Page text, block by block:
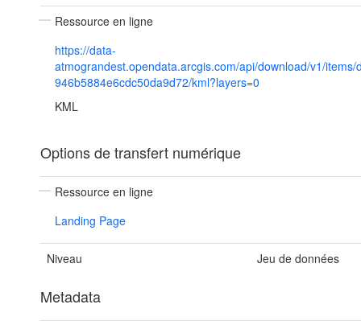
Ressource en ligne
https://data-
atmograndest.opendata.arcgis.com/api/download/v1/items/
946b5884e6cdc50da9d72/kml?layers=0
KML
Options de transfert numérique
Ressource en ligne
Landing Page
Niveau Jeu de données
Metadata